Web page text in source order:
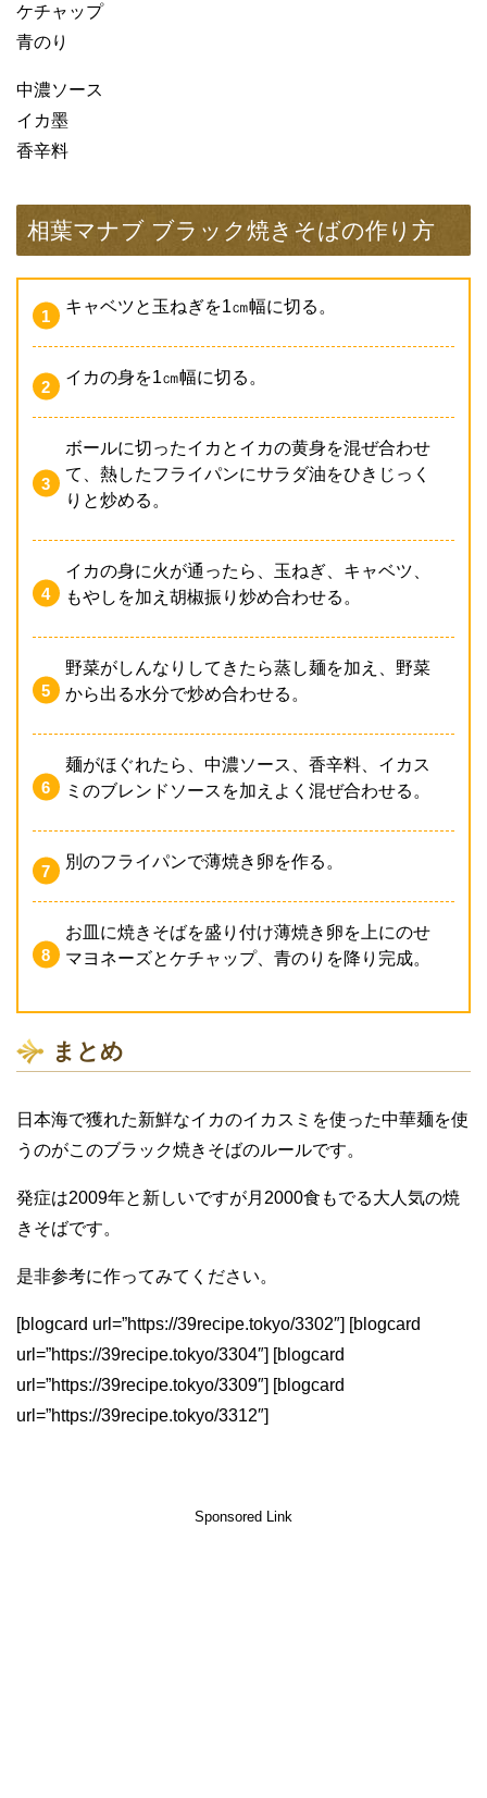
ケチャップ
青のり
中濃ソース
イカ墨
香辛料
相葉マナブ ブラック焼きそばの作り方
キャベツと玉ねぎを1㎝幅に切る。
イカの身を1㎝幅に切る。
ボールに切ったイカとイカの黄身を混ぜ合わせ
て、熱したフライパンにサラダ油をひきじっく
りと炒める。
イカの身に火が通ったら、玉ねぎ、キャベツ、
もやしを加え胡椒振り炒め合わせる。
野菜がしんなりしてきたら蒸し麺を加え、野菜
から出る水分で炒め合わせる。
麺がほぐれたら、中濃ソース、香辛料、イカス
ミのブレンドソースを加えよく混ぜ合わせる。
別のフライパンで薄焼き卵を作る。
お皿に焼きそばを盛り付け薄焼き卵を上にのせ
マヨネーズとケチャップ、青のりを降り完成。
まとめ
日本海で獲れた新鮮なイカのイカスミを使った中華麺を使
うのがこのブラック焼きそばのルールです。
発症は2009年と新しいですが月2000食もでる大人気の焼
きそばです。
是非参考に作ってみてください。
[blogcard url=”https://39recipe.tokyo/3302″] [blogcard
url=”https://39recipe.tokyo/3304″] [blogcard
url=”https://39recipe.tokyo/3309″] [blogcard
url=”https://39recipe.tokyo/3312″]
Sponsored Link